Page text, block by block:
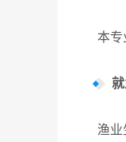
本专业
渔业生